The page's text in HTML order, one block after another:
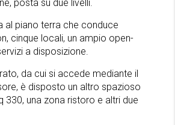
posta su due livelli.
al piano terra che conduce
cinque locali, un ampio open-
a disposizione.
da cui si accede mediante il
è disposto un altro spazioso
330, una zona ristoro e altri due